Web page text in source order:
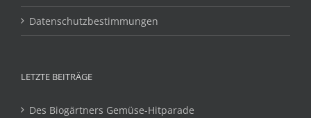
Datenschutzbestimmungen
LETZTE BEITRÄGE
Des Biogärtners Gemüse-Hitparade